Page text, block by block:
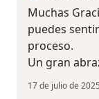
Muchas
puedes
proceso.
Un gran
17 de julio de 2025